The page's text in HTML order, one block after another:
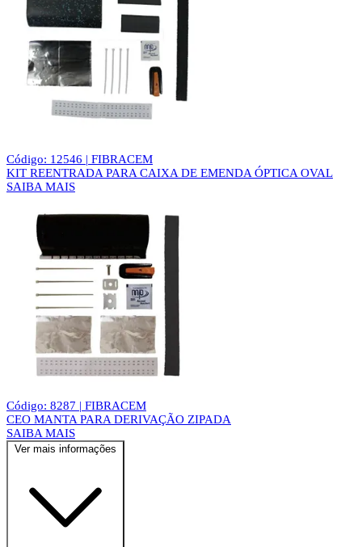
Código: 12546 | FIBRACEM
KIT REENTRADA PARA CAIXA DE EMENDA ÓPTICA OVAL
SAIBA MAIS
Código: 8287 | FIBRACEM
CEO MANTA PARA DERIVAÇÃO ZIPADA
SAIBA MAIS
Ver mais informações